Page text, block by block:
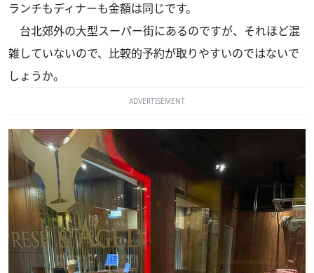
ランチもディナーも金額は同じです。
台北郊外の大型スーパー街にあるのですが、それほど混
雑していないので、比較的予約が取りやすいのではないで
しょうか。
ADVERTISEMENT